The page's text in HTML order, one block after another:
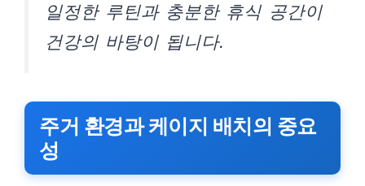
일정한 루틴과 충분한 휴식 공간이
건강의 바탕이 됩니다.
주거 환경과 케이지 배치의 중요
성